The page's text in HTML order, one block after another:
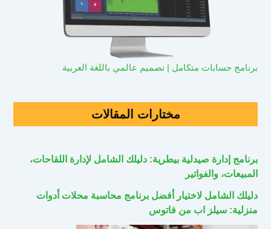
برنامج حسابات متكامل | تصميم عالمي باللغة العربية
مختارات المقالات
برنامج إدارة صيدلية بيطرية: دليلك الشامل لإدارة اللقاحات،
المبيعات، والفواتير
دليلك الشامل لاختيار أفضل برنامج محاسبة محلات أدوات
منزلية: سيلز اب من فاتوس